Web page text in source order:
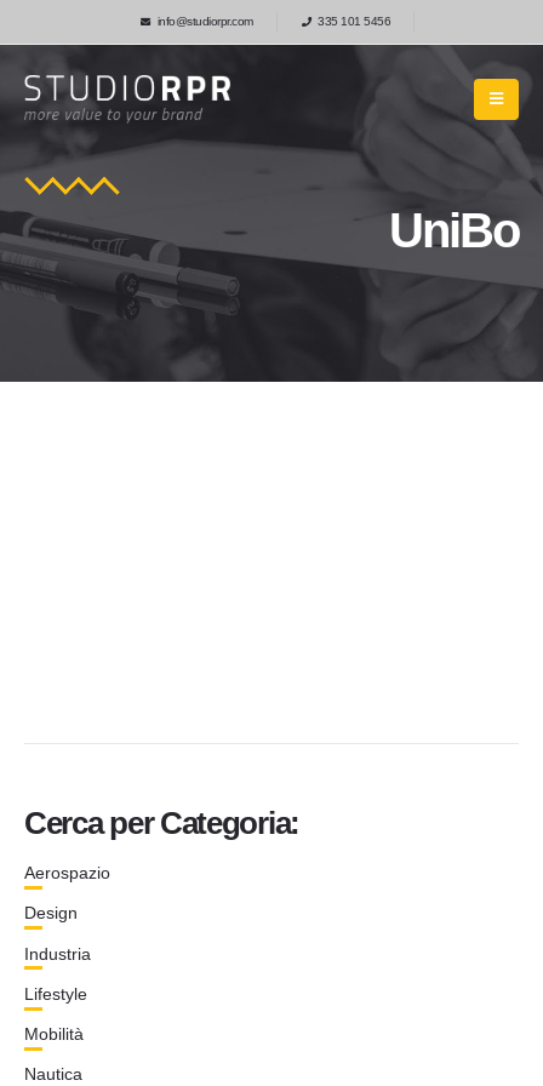
info@studiorpr.com 335 101 5456
UniBo
Cerca per Categoria:
Aerospazio
Design
Industria
Lifestyle
Mobilità
Nautica